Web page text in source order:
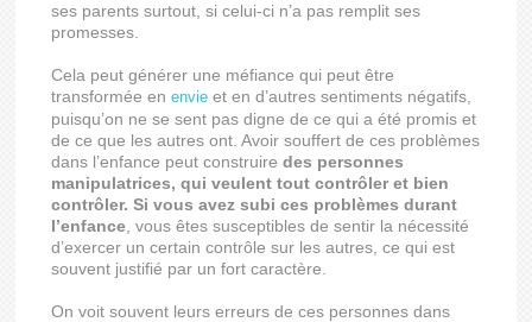
ses parents surtout, si celui-ci n’a pas remplit ses
promesses.
Cela peut générer une méfiance qui peut être
transformée enenvieet en d’autres sentiments négatifs,
puisqu’on ne se sent pas digne de ce qui a été promis et
de ce que les autres ont. Avoir souffert de ces problèmes
dans l’enfance peut construiredes personnes
manipulatrices, qui veulent tout contrôler et bien
contrôler. Si vous avez subi ces problèmes durant
l’enfance , vous êtes susceptibles de sentir la nécessité
d’exercer un certain contrôle sur les autres, ce qui est
souvent justifié par un fort caractère.
On voit souvent leurs erreurs de ces personnes dans